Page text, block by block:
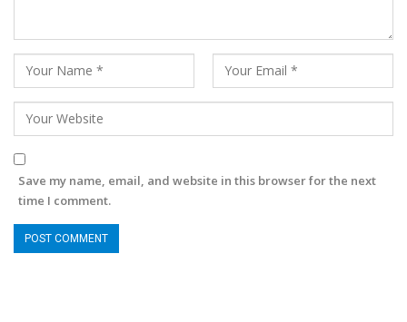
Save my name, email, and website in this browser for the next
time I comment.